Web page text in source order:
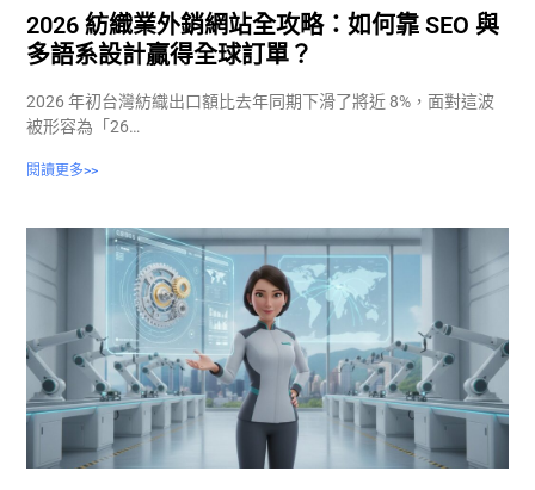
2026 紡織業外銷網站全攻略：如何靠 SEO 與
多語系設計贏得全球訂單？
2026 年初台灣紡織出口額比去年同期下滑了將近 8%，面對這波
被形容為「26…
閱讀更多>>